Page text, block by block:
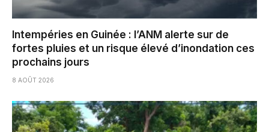
Intempéries en Guinée : l’ANM alerte sur de
fortes pluies et un risque élevé d’inondation ces
prochains jours
8 AOÛT 2026